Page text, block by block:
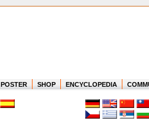
Where in the world have you flown?
How long have you been in the air?
Create your own FlightMemory and see!
POSTER SHOP ENCYCLOPEDIA